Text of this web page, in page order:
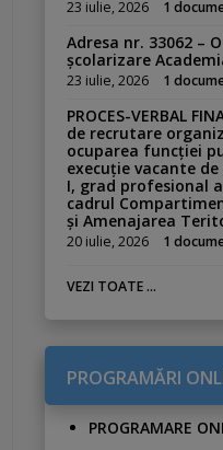
23 iulie, 2026 1
Adresa nr. 33062 –
școlarizare
23 iulie, 2026 1
PROCES-VERBAL
de recrutare
ocuparea funcției
execuție vacante
I, grad profesional
cadrul
și Amenajarea
20 iulie, 2026 1
VEZI TOATE ...
PROGRAMĂRI
PROGRAMARE